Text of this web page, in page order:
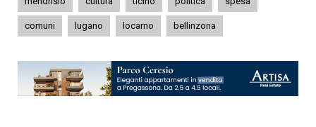
comuni lugano locarno bellinzona